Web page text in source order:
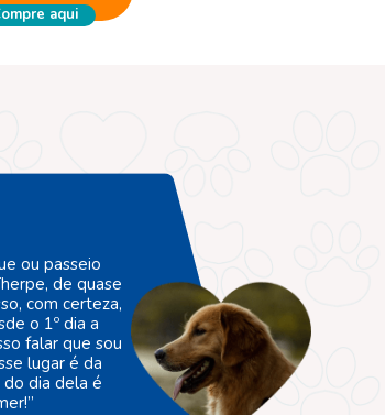
aqui
ou passeio
de quase
com certeza,
o 1º dia a
falar que sou
lugar é da
do dia dela é